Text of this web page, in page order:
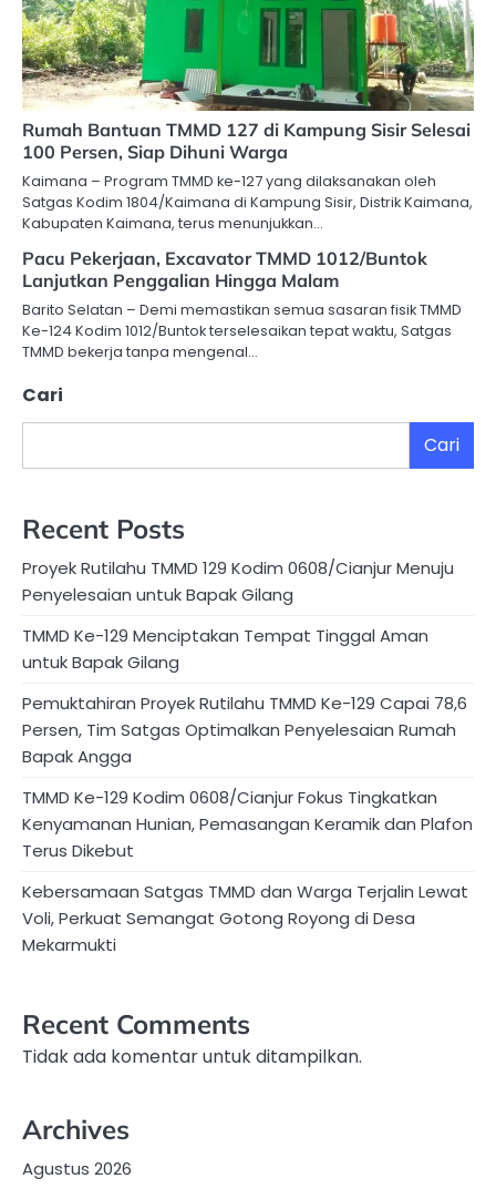
Rumah Bantuan TMMD 127 di Kampung Sisir Selesai
100 Persen, Siap Dihuni Warga
Kaimana – Program TMMD ke-127 yang dilaksanakan oleh
Satgas Kodim 1804/Kaimana di Kampung Sisir, Distrik Kaimana,
Kabupaten Kaimana, terus menunjukkan…
Pacu Pekerjaan, Excavator TMMD 1012/Buntok
Lanjutkan Penggalian Hingga Malam
Barito Selatan – Demi memastikan semua sasaran fisik TMMD
Ke-124 Kodim 1012/Buntok terselesaikan tepat waktu, Satgas
TMMD bekerja tanpa mengenal…
Cari
Cari
Recent Posts
Proyek Rutilahu TMMD 129 Kodim 0608/Cianjur Menuju
Penyelesaian untuk Bapak Gilang
TMMD Ke-129 Menciptakan Tempat Tinggal Aman
untuk Bapak Gilang
Pemuktahiran Proyek Rutilahu TMMD Ke-129 Capai 78,6
Persen, Tim Satgas Optimalkan Penyelesaian Rumah
Bapak Angga
TMMD Ke-129 Kodim 0608/Cianjur Fokus Tingkatkan
Kenyamanan Hunian, Pemasangan Keramik dan Plafon
Terus Dikebut
Kebersamaan Satgas TMMD dan Warga Terjalin Lewat
Voli, Perkuat Semangat Gotong Royong di Desa
Mekarmukti
Recent Comments
Tidak ada komentar untuk ditampilkan.
Archives
Agustus 2026